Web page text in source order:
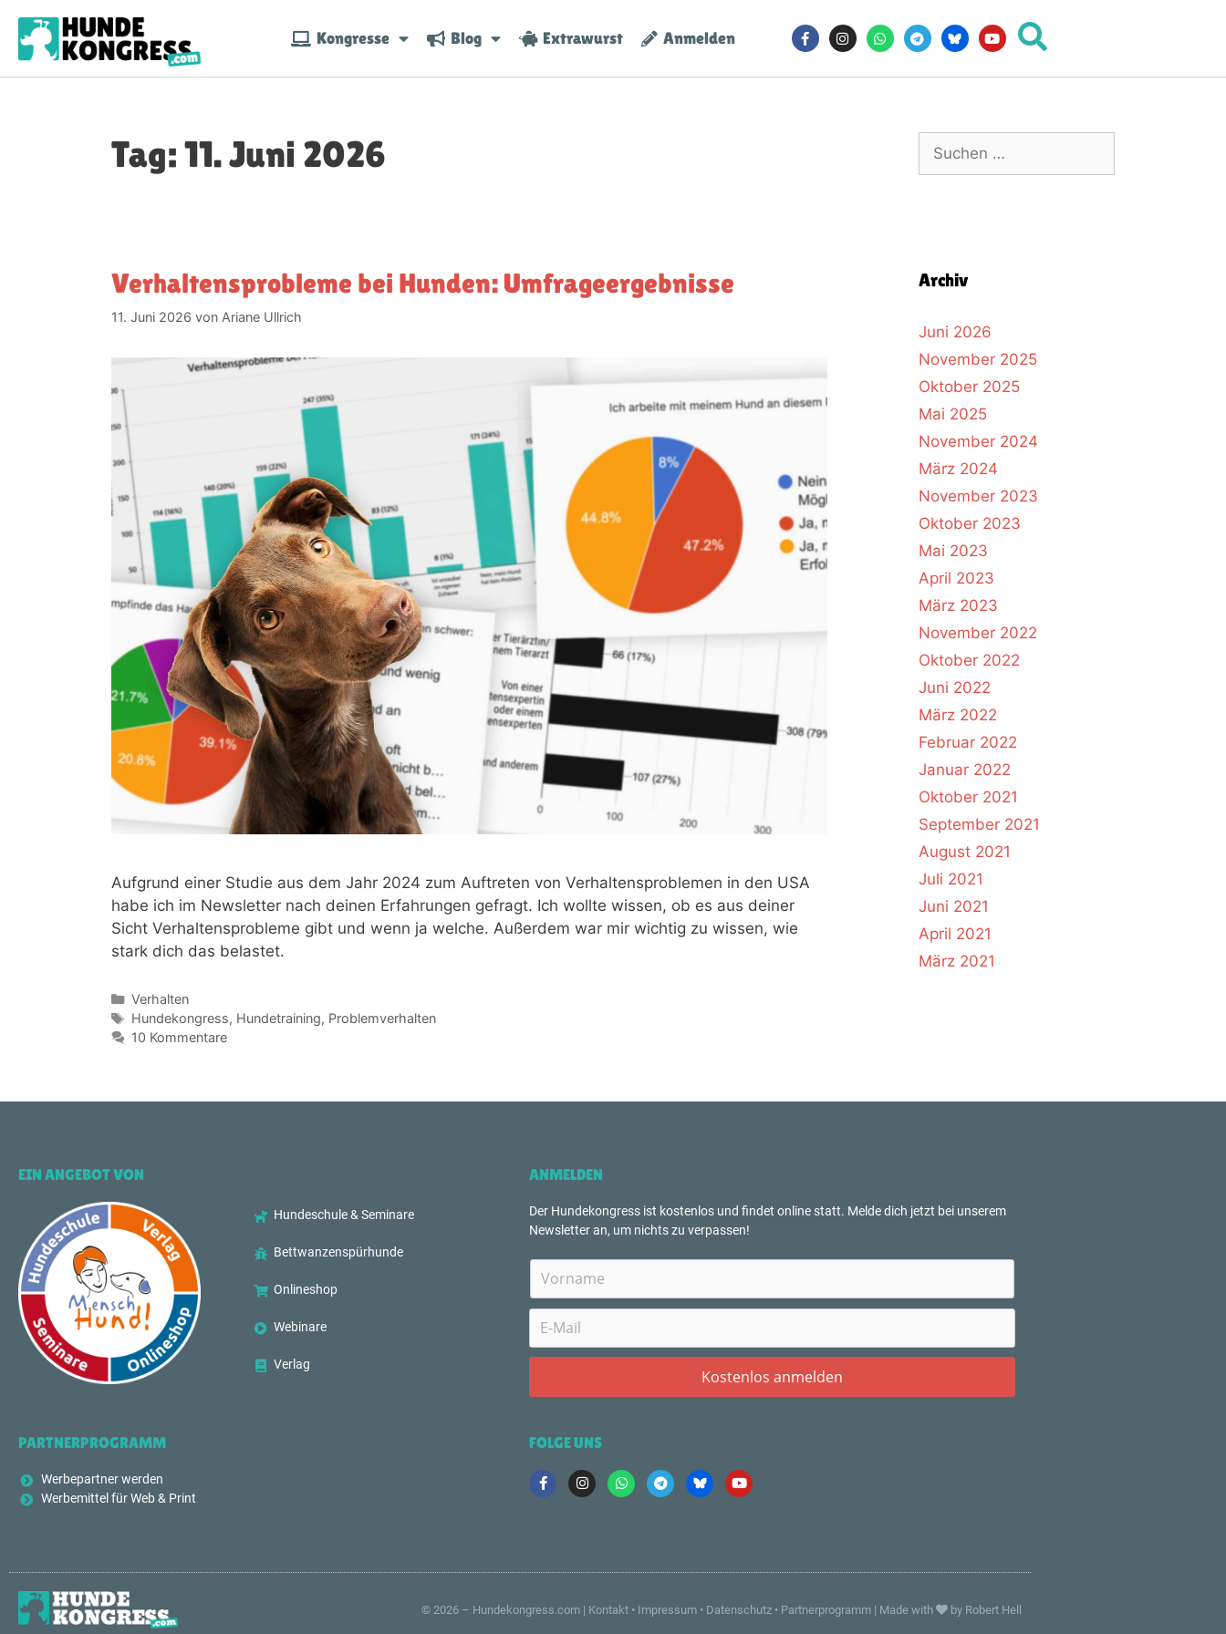
Kongresse Blog Extrawurst Anmelden
Tag:11. Juni 2026
Verhaltensprobleme bei Hunden: Umfrageergebnisse
11. Juni 2026 von Ariane Ullrich
Aufgrund einer Studie aus dem Jahr 2024 zum Auftreten von Verhaltensproblemen in den USA
habe ich im Newsletter nach deinen Erfahrungen gefragt. Ich wollte wissen, ob es aus deiner
Sicht Verhaltensprobleme gibt und wenn ja welche. Außerdem war mir wichtig zu wissen, wie
stark dich das belastet.
Verhalten
Hundekongress, Hundetraining, Problemverhalten
10 Kommentare
Archiv
Juni 2026
November 2025
Oktober 2025
Mai 2025
November 2024
März 2024
November 2023
Oktober 2023
Mai 2023
April 2023
März 2023
November 2022
Oktober 2022
Juni 2022
März 2022
Februar 2022
Januar 2022
Oktober 2021
September 2021
August 2021
Juli 2021
Juni 2021
April 2021
März 2021
EIN ANGEBOT VON
Hundeschule & Seminare
Bettwanzenspürhunde
Onlineshop
Webinare
Verlag
ANMELDEN
Der Hundekongress ist kostenlos und findet online statt. Melde dich jetzt bei unserem
Newsletter an, um nichts zu verpassen!
PARTNERPROGRAMM
Werbepartner werden
Werbemittel für Web & Print
FOLGE UNS
© 2026 – Hundekongress.com | Kontakt • Impressum • Datenschutz • Partnerprogramm | Made with by Robert Hell